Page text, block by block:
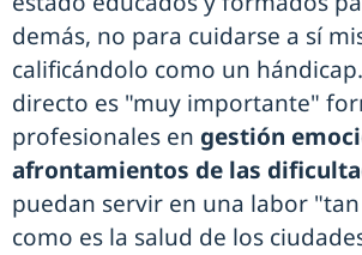
demás, no para cuidarse a sí
calificándolo como un
directo es "muy importante"
profesionales en gestión
afrontamientos de las
puedan servir en una labor
como es la salud de los